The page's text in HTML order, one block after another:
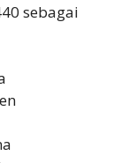
sebagai